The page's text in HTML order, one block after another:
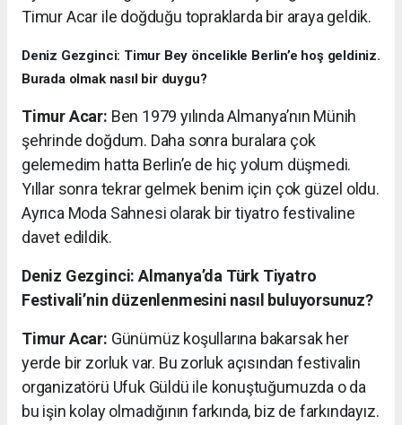
Timur Acar ile doğduğu topraklarda bir araya geldik.
Deniz Gezginci: Timur Bey öncelikle Berlin’e hoş geldiniz.
Burada olmak nasıl bir duygu?
Timur Acar: Ben 1979 yılında Almanya’nın Münih
şehrinde doğdum. Daha sonra buralara çok
gelemedim hatta Berlin’e de hiç yolum düşmedi.
Yıllar sonra tekrar gelmek benim için çok güzel oldu.
Ayrıca Moda Sahnesi olarak bir tiyatro festivaline
davet edildik.
Deniz Gezginci: Almanya’da Türk Tiyatro
Festivali’nin düzenlenmesini nasıl buluyorsunuz?
Timur Acar: Günümüz koşullarına bakarsak her
yerde bir zorluk var. Bu zorluk açısından festivalin
organizatörü Ufuk Güldü ile konuştuğumuzda o da
bu işin kolay olmadığının farkında, biz de farkındayız.